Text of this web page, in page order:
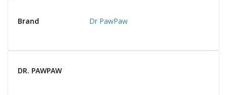
Brand Dr PawPaw
DR. PAWPAW